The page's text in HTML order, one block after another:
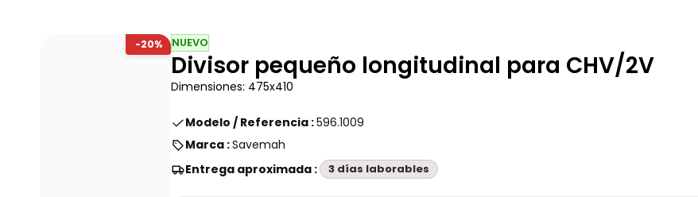
-20% NUEVO
Divisor pequeño longitudinal para CHV/2V
Dimensiones: 475x410
Modelo / Referencia :596.1009
Marca :Savemah
Entrega aproximada :
3 días laborables